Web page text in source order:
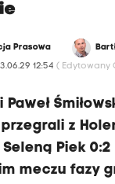
Prasowa
12:54 ( Edytowany
z
Piek 0:2
meczu fazy